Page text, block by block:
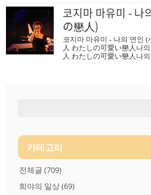
"행복해?"라고 묻지 말아요.
면 있지만 그렇게 불타듯 사
く見えるのは何故かしら
eet memories 잃어버린 꿈
나간 다정함도 이제는 달콤
baby we can never be So
코지마 마유미 -
の戀人)
코지마 마유미 - 나의 연인
人 わたしの可愛い戀人나
人 わたしの可愛い戀人나
の可愛い戀人나의 연인 나
の可愛い戀人나의 연인 나
ってる저 곳에서 날 기다려
카테고리
전체글 (709)
희야의 일상(69)